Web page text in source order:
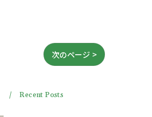
次のページ >
Recent Posts